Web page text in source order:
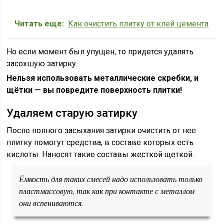
Читать еще: Как очистить плитку от клей цемента
Но если момент был упущен, то придется удалять
засохшую затирку.
Нельзя использовать металлические скребки, и
щётки — вы повредите поверхность плитки!
Удаляем старую затирку
После полного засыхания затирки очистить от нее
плитку помогут средства, в составе которых есть
кислоты. Наносят такие составы жесткой щеткой.
Ёмкость для таких смесей надо использовать только
пластмассовую, так как при контакте с металлом
они вспениваются.